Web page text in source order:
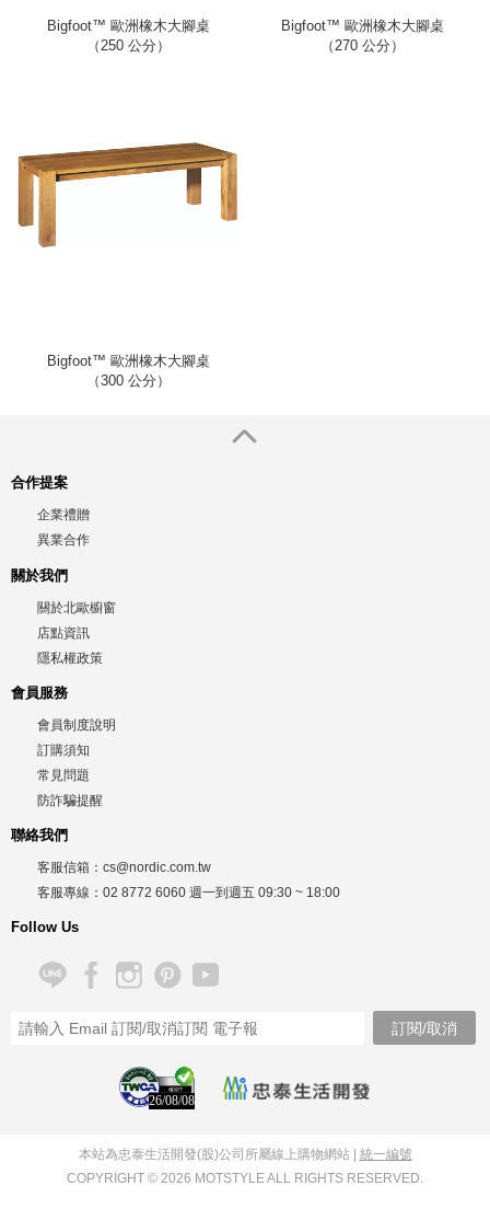
Bigfoot™ 歐洲橡木大腳桌
（250 公分）
Bigfoot™ 歐洲橡木大腳桌
（270 公分）
Bigfoot™ 歐洲橡木大腳桌
（300 公分）
合作提案
企業禮贈
異業合作
關於我們
關於北歐櫥窗
店點資訊
隱私權政策
會員服務
會員制度說明
訂購須知
常見問題
防詐騙提醒
聯絡我們
客服信箱： cs@nordic.com.tw
客服專線： 02 8772 6060 週一到週五 09:30 ~ 18:00
Follow Us
26/08/08
本站為忠泰生活開發(股)公司所屬線上購物網站 | 統一編號
COPYRIGHT © 2026 MOTSTYLE ALL RIGHTS RESERVED.